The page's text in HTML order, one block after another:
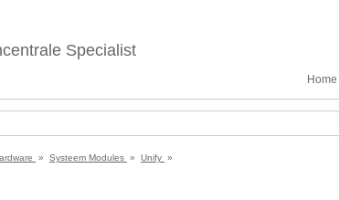
Specialist
Home
» Systeem Modules » Unify »